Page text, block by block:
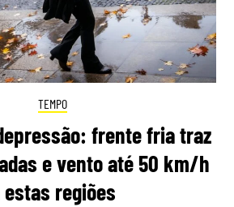
TEMPO
frente fria traz
e vento até 50 km/h
estas regiões